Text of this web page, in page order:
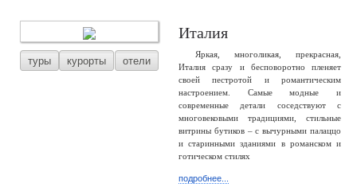
туры курорты отели
Италия
Яркая, многоликая, прекрасная,
Италия сразу и бесповоротно пленяет
своей пестротой и романтическим
настроением. Самые модные и
современные детали соседствуют с
многовековыми традициями, стильные
витрины бутиков – с вычурными палаццо
и старинными зданиями в романском и
готическом стилях
подробнее...